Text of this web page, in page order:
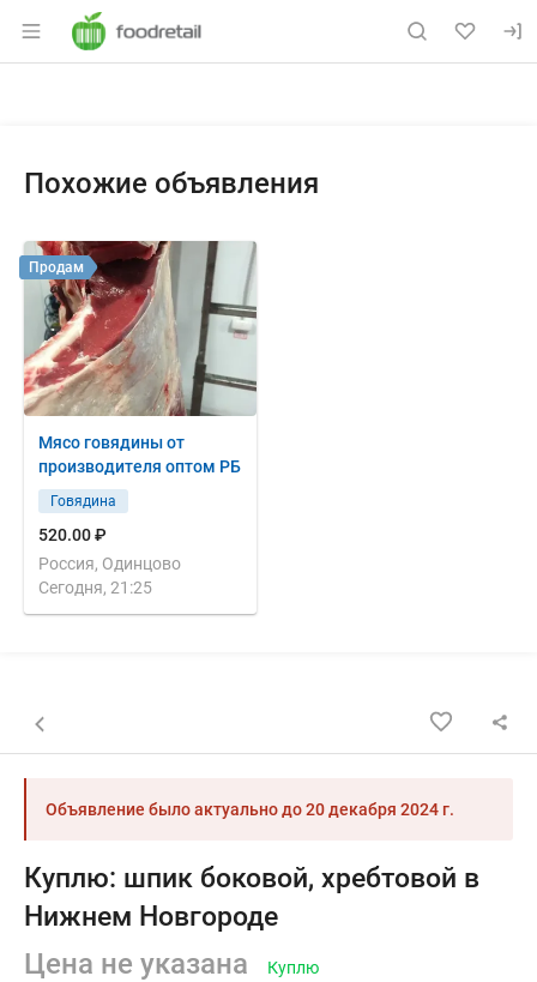
Раздел навигации по сайту
Похожие объявления
Мясо говядины от
производителя оптом РБ
Говядина
520.00 ₽
Россия, Одинцово
Сегодня, 21:25
Продам
Назад к списку объявлений
Объявление было актуально до20 декабря 2024 г.
Куплю: шпик боковой, хребтовой в
Нижнем Новгороде
Цена не указана Куплю